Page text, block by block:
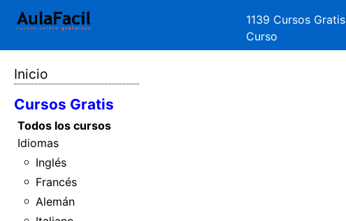
1139 Cursos Gratis
Curso
Inicio
Cursos Gratis
Todos los cursos
Idiomas
Inglés
Francés
Alemán